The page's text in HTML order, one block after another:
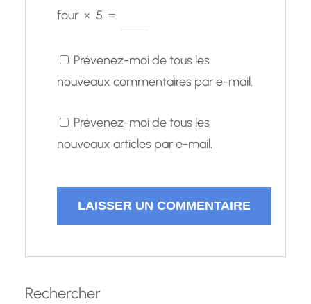
four × 5 =
Prévenez-moi de tous les
nouveaux commentaires par e-mail.
Prévenez-moi de tous les
nouveaux articles par e-mail.
Rechercher